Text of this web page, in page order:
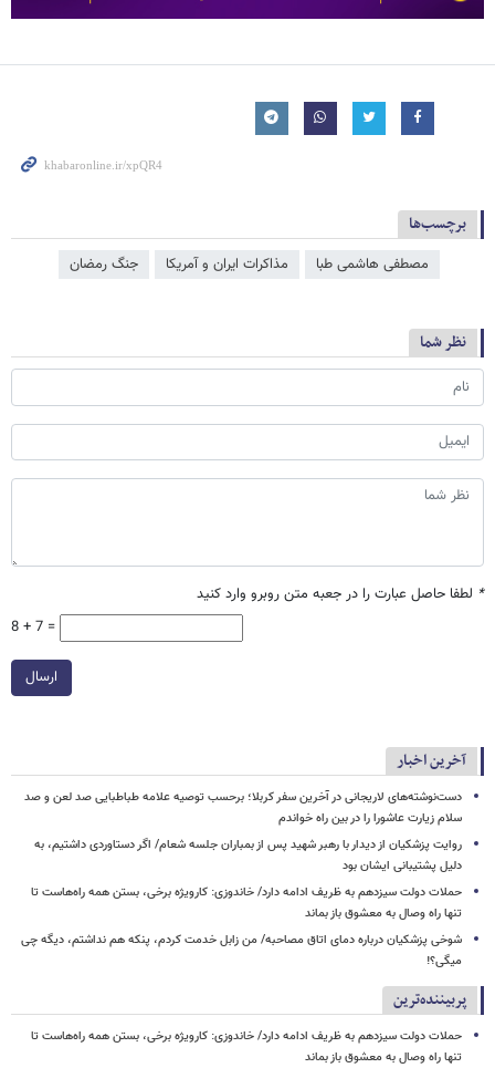
برچسب‌ها
مصطفی هاشمی طبا مذاکرات ایران و آمریکا جنگ رمضان
نظر شما
* لطفا حاصل عبارت را در جعبه متن روبرو وارد کنید
8 + 7 =
ارسال
آخرین اخبار
دست‌نوشته‌های لاریجانی در آخرین سفر کربلا؛ برحسب توصیه علامه طباطبایی صد لعن و صد
سلام زیارت عاشورا را در بین راه خواندم
روایت پزشکیان از دیدار با رهبر شهید پس از بمباران جلسه شعام/ اگر دستاوردی داشتیم، به
دلیل پشتیبانی ایشان بود
حملات دولت سیزدهم به ظریف ادامه دارد/ خاندوزی: کارویژه برخی، بستن همه راه‌هاست تا
تنها راه وصال به معشوق باز بماند
شوخی پزشکیان درباره دمای اتاق مصاحبه/ من زابل خدمت کردم، پنکه هم نداشتم، دیگه چی
میگی؟!
پربیننده‌ترین
حملات دولت سیزدهم به ظریف ادامه دارد/ خاندوزی: کارویژه برخی، بستن همه راه‌هاست تا
تنها راه وصال به معشوق باز بماند